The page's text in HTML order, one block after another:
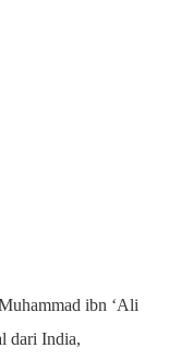
ibn ‘Ali
dari India,